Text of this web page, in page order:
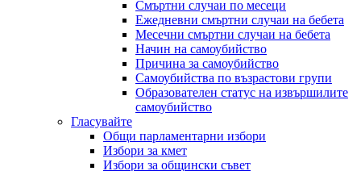
Смъртни случаи по месеци
Ежедневни смъртни случаи на бебета
Месечни смъртни случаи на бебета
Начин на самоубийство
Причина за самоубийство
Самоубийства по възрастови групи
Образователен статус на извършилите
самоубийство
Гласувайте
Общи парламентарни избори
Избори за кмет
Избори за общински съвет